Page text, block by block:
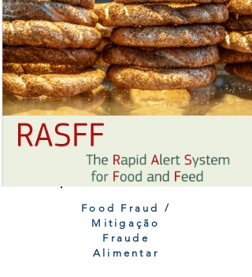
Food Fraud /
Mitigação
Fraude
Alimentar